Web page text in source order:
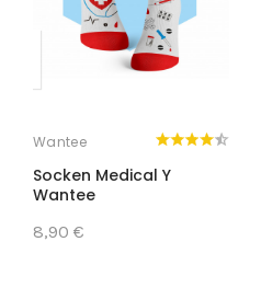
Wantee
Socken Medical Y
Wantee
8,90 €